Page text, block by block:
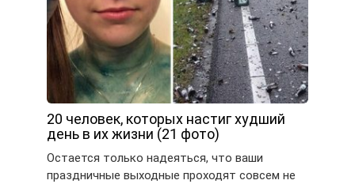
20 человек, которых настиг худший
день в их жизни (21 фото)
Остается только надеяться, что ваши
праздничные выходные проходят совсем не